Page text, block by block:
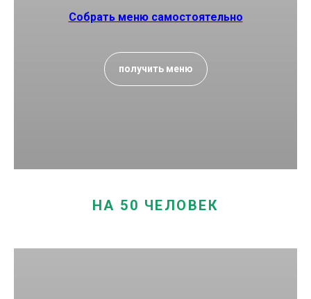
Собрать меню самостоятельно
получить меню
НА 50 ЧЕЛОВЕК